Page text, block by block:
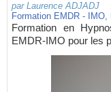
par Laurence ADJADJ
Formation EMDR -
Formation en
EMDR-IMO pour les